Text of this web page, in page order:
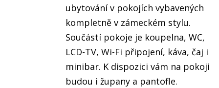
ubytování v pokojích vybavených
kompletně v zámeckém stylu.
Součástí pokoje je koupelna, WC,
LCD-TV, Wi-Fi připojení, káva, čaj i
minibar. K dispozici vám na pokoji
budou i župany a pantofle.